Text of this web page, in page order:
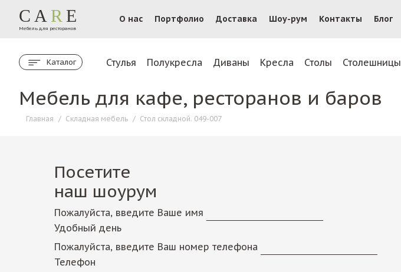
CA R E
Мебель для ресторанов
О нас Портфолио Доставка Шоу-рум Контакты Блог
Каталог Стулья Полукресла Диваны Кресла Столы Столешницы
Мебель для кафе, ресторанов и баров
Главная / Складная мебель / Стол складной. 049-007
Посетите
наш шоурум
Пожалуйста, введите Ваше имя
Удобный день
Пожалуйста, введите Ваш номер телефона
Телефон